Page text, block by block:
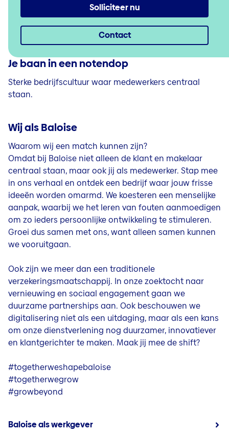
Je baan in een notendop
Sterke bedrijfscultuur waar medewerkers centraal
staan.
Solliciteer nu
Contact
Wij als Baloise
Waarom wij een match kunnen zijn?
Omdat bij Baloise niet alleen de klant en makelaar
centraal staan, maar ook jij als medewerker. Stap mee
in ons verhaal en ontdek een bedrijf waar jouw frisse
ideeën worden omarmd. We koesteren een menselijke
aanpak, waarbij we het leren van fouten aanmoedigen
om zo ieders persoonlijke ontwikkeling te stimuleren.
Groei dus samen met ons, want alleen samen kunnen
we vooruitgaan.
Ook zijn we meer dan een traditionele
verzekeringsmaatschappij. In onze zoektocht naar
vernieuwing en sociaal engagement gaan we
duurzame partnerships aan. Ook beschouwen we
digitalisering niet als een uitdaging, maar als een kans
om onze dienstverlening nog duurzamer, innovatiever
en klantgerichter te maken. Maak jij mee de shift?
#togetherweshapebaloise
#togetherwegrow
#growbeyond
Baloise als werkgever